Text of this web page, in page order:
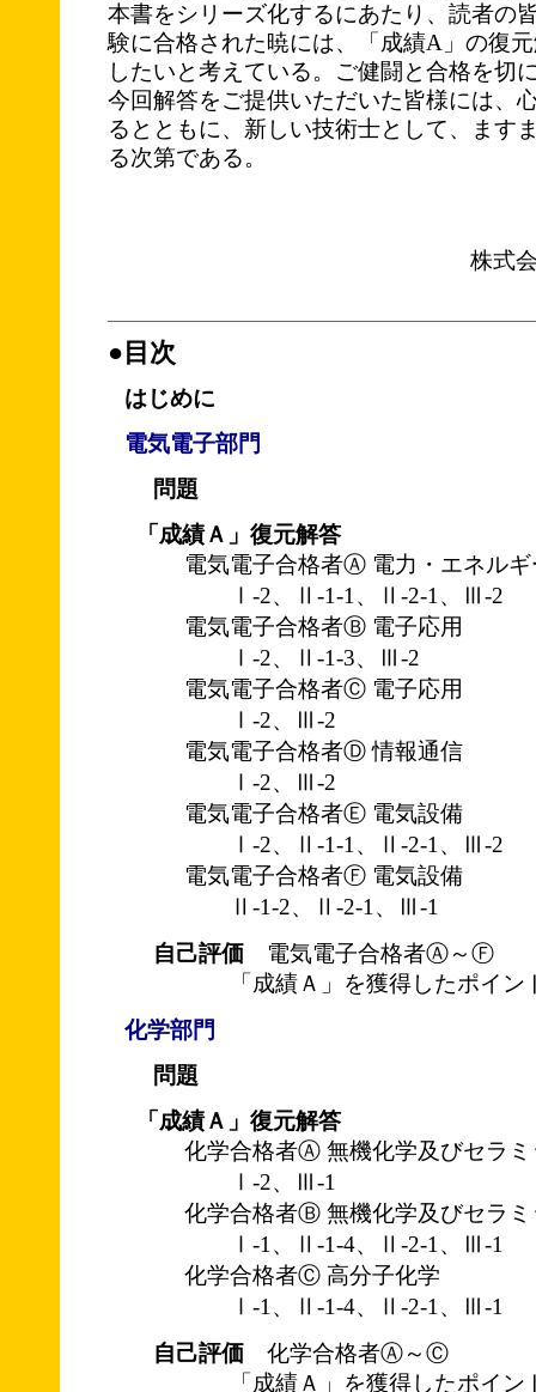
本書をシリーズ化するにあたり、読者の
験に合格された暁には、「成績A」の復
したいと考えている。ご健闘と合格を切
今回解答をご提供いただいた皆様には、
るとともに、新しい技術士として、ます
る次第である。
株式
●目次
はじめに
電気電子部門
問題
「成績Ａ」復元解答
電気電子合格者Ⓐ 電力・エネルギ
Ⅰ-2、Ⅱ-1-1、Ⅱ-2-1、Ⅲ-2
電気電子合格者Ⓑ 電子応用
Ⅰ-2、Ⅱ-1-3、Ⅲ-2
電気電子合格者Ⓒ 電子応用
Ⅰ-2、Ⅲ-2
電気電子合格者Ⓓ 情報通信
Ⅰ-2、Ⅲ-2
電気電子合格者Ⓔ 電気設備
Ⅰ-2、Ⅱ-1-1、Ⅱ-2-1、Ⅲ-2
電気電子合格者Ⓕ 電気設備
Ⅱ-1-2、Ⅱ-2-1、Ⅲ-1
自己評価 電気電子合格者Ⓐ～Ⓕ
「成績Ａ」を獲得したポイン
化学部門
問題
「成績Ａ」復元解答
化学合格者Ⓐ 無機化学及びセラミ
Ⅰ-2、Ⅲ-1
化学合格者Ⓑ 無機化学及びセラミ
Ⅰ-1、Ⅱ-1-4、Ⅱ-2-1、Ⅲ-1
化学合格者Ⓒ 高分子化学
Ⅰ-1、Ⅱ-1-4、Ⅱ-2-1、Ⅲ-1
自己評価 化学合格者Ⓐ～Ⓒ
「成績Ａ」を獲得したポイン